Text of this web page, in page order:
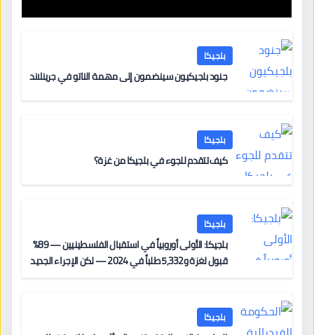
بلجيكا
جنود بلجيكيون سينضمون إلى مهمة الناتو في جرينلاند
بلجيكا
كيف تتقدم للجوء في بلجيكا من غزة؟
بلجيكا
بلجيكا: الأولى أوروبياً في استقبال الفلسطينيين — 89%
قبول لغزة و5,332 طلباً في 2024 — لكن الإجراء الجديد
بلجيكا